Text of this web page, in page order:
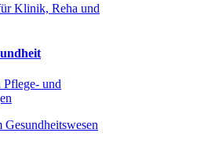
Klinik, Reha und
Pflege- und